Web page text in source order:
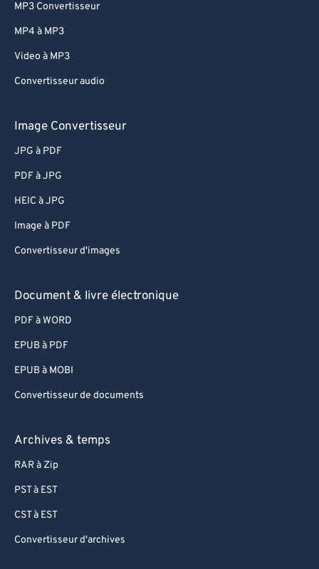
MP3 Convertisseur
MP4 à MP3
Video à MP3
Convertisseur audio
Image Convertisseur
JPG à PDF
PDF à JPG
HEIC à JPG
Image à PDF
Convertisseur d'images
Document & livre électronique
PDF à WORD
EPUB à PDF
EPUB à MOBI
Convertisseur de documents
Archives & temps
RAR à Zip
PST à EST
CST à EST
Convertisseur d'archives